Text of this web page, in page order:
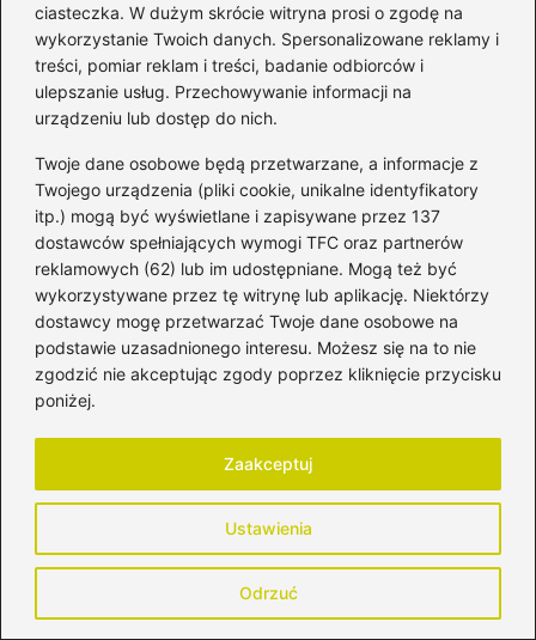
ciasteczka. W dużym skrócie witryna prosi o zgodę na
wykorzystanie Twoich danych. Spersonalizowane reklamy i
treści, pomiar reklam i treści, badanie odbiorców i
ulepszanie usług. Przechowywanie informacji na
urządzeniu lub dostęp do nich.
Twoje dane osobowe będą przetwarzane, a informacje z
Twojego urządzenia (pliki cookie, unikalne identyfikatory
itp.) mogą być wyświetlane i zapisywane przez 137
dostawców spełniających wymogi TFC oraz partnerów
reklamowych (62) lub im udostępniane. Mogą też być
wykorzystywane przez tę witrynę lub aplikację. Niektórzy
dostawcy mogę przetwarzać Twoje dane osobowe na
podstawie uzasadnionego interesu. Możesz się na to nie
zgodzić nie akceptując zgody poprzez kliknięcie przycisku
poniżej.
Ustawienia
Odrzuć
Zaakceptuj
Odkryj najlepsze terapie dla dzieci z
autyzmem – jak wspierać ich rozwój?
Szczepić dziecko na grypę? Oto
znać
Potówki czy alergia u niemowlaka – jak
rozpoznać, co naprawdę dolega twojemu
dziecku?
Jak radzić sobie, gdy dziecko nie chce
ssać piersi – najczęstsze problemy z
karmieniem
Czy dziecko powinno chodzić w
kapciach? Oto, co mówią eksperci